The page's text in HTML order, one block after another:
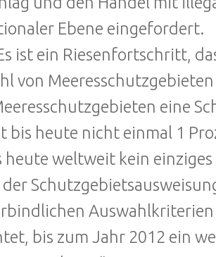
Ebene eingefordert.
ist ein Riesenfortschritt,
von
eine
bis heute nicht einmal 1
heute weltweit kein
der
bis zum Jahr 2012 ein